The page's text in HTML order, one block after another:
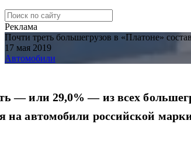
Реклама
Почти треть большегрузов в «Платоне»
17 мая 2019
Автомобили
— или 29,0% — из всех
на автомобили российской